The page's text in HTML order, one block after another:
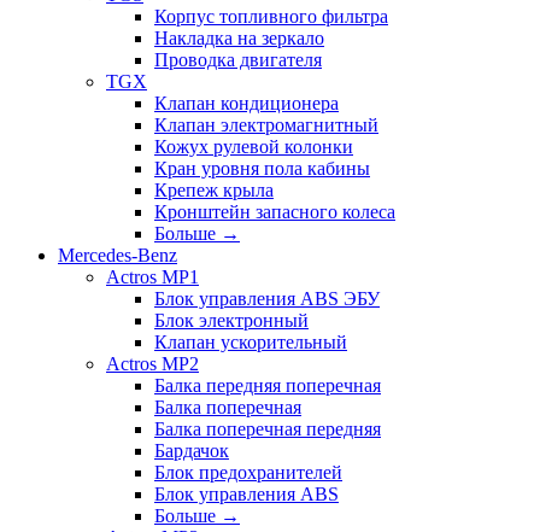
Корпус топливного фильтра
Накладка на зеркало
Проводка двигателя
TGX
Клапан кондиционера
Клапан электромагнитный
Кожух рулевой колонки
Кран уровня пола кабины
Крепеж крыла
Кронштейн запасного колеса
Больше →
Mercedes-Benz
Actros MP1
Блок управления ABS ЭБУ
Блок электронный
Клапан ускорительный
Actros MP2
Балка передняя поперечная
Балка поперечная
Балка поперечная передняя
Бардачок
Блок предохранителей
Блок управления ABS
Больше →